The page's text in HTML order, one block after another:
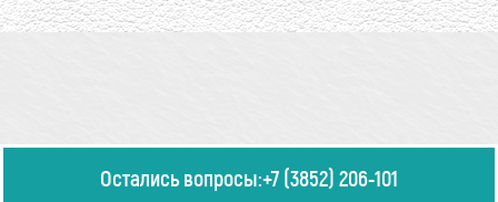
Остались вопросы:+7 (3852) 206-101